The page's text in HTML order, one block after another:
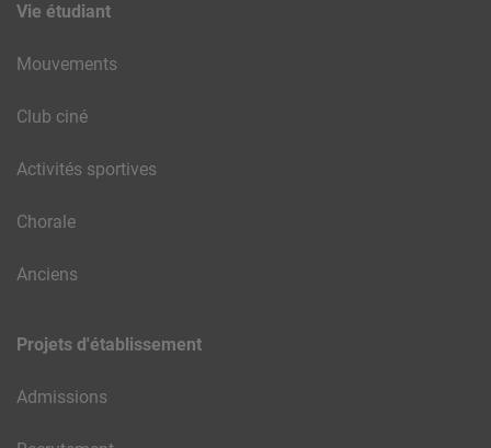
Vie étudiant
Mouvements
Club ciné
Activités sportives
Chorale
Anciens
Projets d'établissement
Admissions